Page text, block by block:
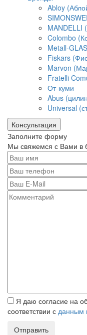
Abloy
MANDELLI
Colombo
Metall-
Fiskars
Marvon
Fratelli
От-куми
Abus
Universal
Консультация
Заполните форму
Мы свяжемся с Вами в
Я даю согласие на
соответствии с данным
Отправить